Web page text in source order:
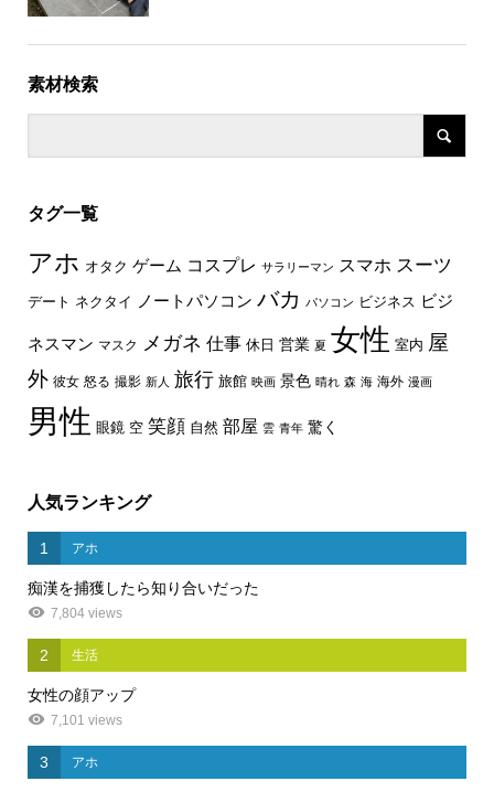
素材検索
タグ一覧
アホ オタク ゲーム コスプレ サラリーマン スマホ スーツ
デート ネクタイ ノートパソコン バカ パソコン ビジネス ビジ
ネスマン マスク メガネ 仕事 休日 営業 夏 女性 室内 屋
外 彼女 怒る 撮影 新人 旅行 旅館 映画 景色 晴れ 森 海 海外 漫画
男性 眼鏡 空 笑顔 自然 部屋 雲 青年 驚く
人気ランキング
1 アホ
痴漢を捕獲したら知り合いだった
7,804 views
2 生活
女性の顔アップ
7,101 views
3 アホ